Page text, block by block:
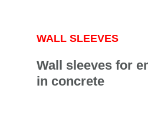
WALL SLEEVES
Wall sleeves for
in concrete